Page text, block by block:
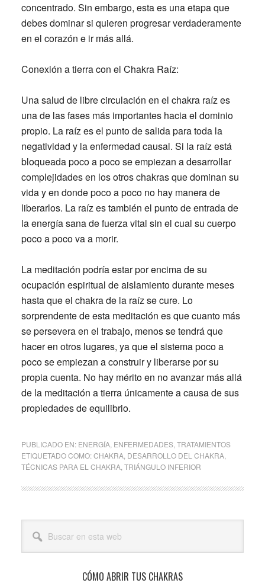
concentrado. Sin embargo, esta es una etapa que
debes dominar si quieren progresar verdaderamente
en el corazón e ir más allá.
Conexión a tierra con el Chakra Raíz:
Una salud de libre circulación en el chakra raíz es
una de las fases más importantes hacia el dominio
propio. La raíz es el punto de salida para toda la
negatividad y la enfermedad causal. Si la raíz está
bloqueada poco a poco se empiezan a desarrollar
complejidades en los otros chakras que dominan su
vida y en donde poco a poco no hay manera de
liberarlos. La raíz es también el punto de entrada de
la energía sana de fuerza vital sin el cual su cuerpo
poco a poco va a morir.
La meditación podría estar por encima de su
ocupación espiritual de aislamiento durante meses
hasta que el chakra de la raíz se cure. Lo
sorprendente de esta meditación es que cuanto más
se persevera en el trabajo, menos se tendrá que
hacer en otros lugares, ya que el sistema poco a
poco se empiezan a construir y liberarse por su
propia cuenta. No hay mérito en no avanzar más allá
de la meditación a tierra únicamente a causa de sus
propiedades de equilibrio.
PUBLICADO EN: ENERGÍA, ENFERMEDADES, TRATAMIENTOS
ETIQUETADO COMO:CHAKRA, DESARROLLO DEL CHAKRA,
TÉCNICAS PARA EL CHAKRA, TRIÁNGULO INFERIOR
Barra
lateral
esta
CÓMO ABRIR TUS CHAKRAS